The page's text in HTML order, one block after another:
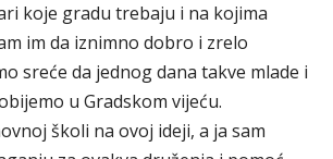
koje gradu trebaju i na kojima
im da iznimno dobro i zrelo
sreće da jednog dana takve mlade i
u Gradskom vijeću.
školi na ovoj ideji, a ja sam